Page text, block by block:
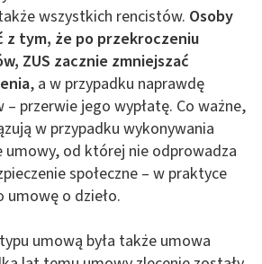
wszystkich rencistów. Osoby
z tym, że po przekroczeniu
ZUS zacznie zmniejszać
, a w przypadku naprawdę
przerwie jego wypłatę. Co ważne,
w przypadku wykonywania
umowy, od której nie odprowadza
społeczne – w praktyce
umowę o dzieło.
umową była także umowa